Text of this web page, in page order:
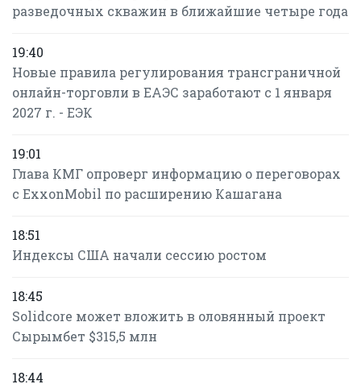
разведочных скважин в ближайшие четыре года
19:40
Новые правила регулирования трансграничной
онлайн-торговли в ЕАЭС заработают с 1 января
2027 г. - ЕЭК
19:01
Глава КМГ опроверг информацию о переговорах
с ExxonMobil по расширению Кашагана
18:51
Индексы США начали сессию ростом
18:45
Solidcore может вложить в оловянный проект
Сырымбет $315,5 млн
18:44